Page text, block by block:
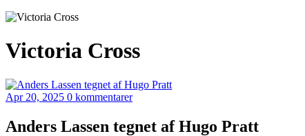
Victoria Cross
Apr 20, 2025 0 kommentarer
Anders Lassen tegnet af Hugo Pratt